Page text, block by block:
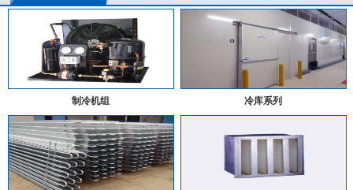
制冷机组 冷库系列